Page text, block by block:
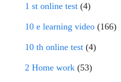
1 st online test (4)
10 e learning video (166)
10 th online test (4)
2 Home work (53)